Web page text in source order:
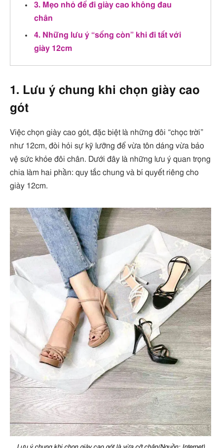
3. Mẹo nhỏ để đi giày cao không đau
chân
4. Những lưu ý “sống còn” khi đi tất với
giày 12cm
1. Lưu ý chung khi chọn giày cao
gót
Việc chọn giày cao gót, đặc biệt là những đôi “chọc trời”
như 12cm, đòi hỏi sự kỹ lưỡng để vừa tôn dáng vừa bảo
vệ sức khỏe đôi chân. Dưới đây là những lưu ý quan trọng
chia làm hai phần: quy tắc chung và bí quyết riêng cho
giày 12cm.